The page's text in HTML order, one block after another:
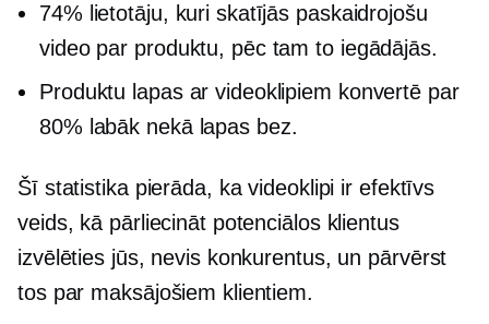
74% lietotāju, kuri skatījās paskaidrojošu
video par produktu, pēc tam to iegādājās.
Produktu lapas ar videoklipiem konvertē par
80% labāk nekā lapas bez.
Šī statistika pierāda, ka videoklipi ir efektīvs
veids, kā pārliecināt potenciālos klientus
izvēlēties jūs, nevis konkurentus, un pārvērst
tos par maksājošiem klientiem.